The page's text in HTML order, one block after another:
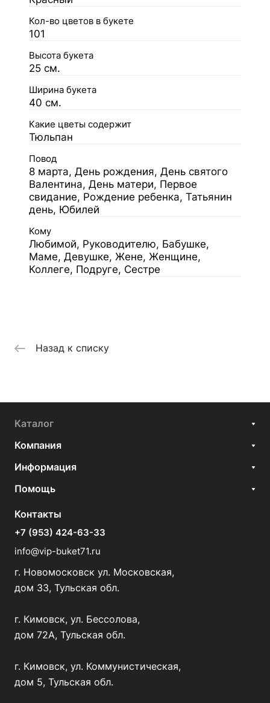
Кол-во цветов в букете
101
Высота букета
25 см.
Ширина букета
40 см.
Какие цветы содержит
Тюльпан
Повод
8 марта, День рождения, День святого
Валентина, День матери, Первое
свидание, Рождение ребенка, Татьянин
день, Юбилей
Кому
Любимой, Руководителю, Бабушке,
Маме, Девушке, Жене, Женщине,
Коллеге, Подруге, Сестре
Назад к списку
Каталог
Компания
Информация
Помощь
Контакты
+7 (953) 424-63-33
info@vip-buket71.ru
г. Новомосковск ул. Московская,
дом 33, Тульская обл.
г. Кимовск, ул. Бессолова,
дом 72А, Тульская обл.
г. Кимовск, ул. Коммунистическая,
дом 5, Тульская обл.